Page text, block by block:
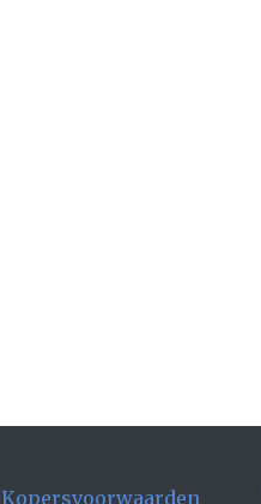
Kopersvoorwaarden